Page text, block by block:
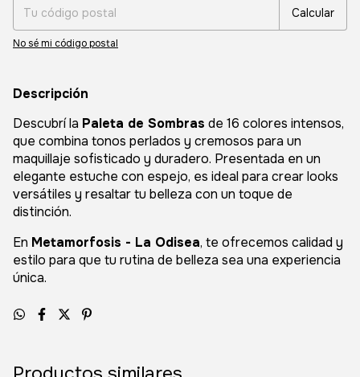
Calcular
No sé mi código postal
Descripción
Descubrí la Paleta de Sombras de 16 colores intensos,
que combina tonos perlados y cremosos para un
maquillaje sofisticado y duradero. Presentada en un
elegante estuche con espejo, es ideal para crear looks
versátiles y resaltar tu belleza con un toque de
distinción.
En Metamorfosis - La Odisea, te ofrecemos calidad y
estilo para que tu rutina de belleza sea una experiencia
única.